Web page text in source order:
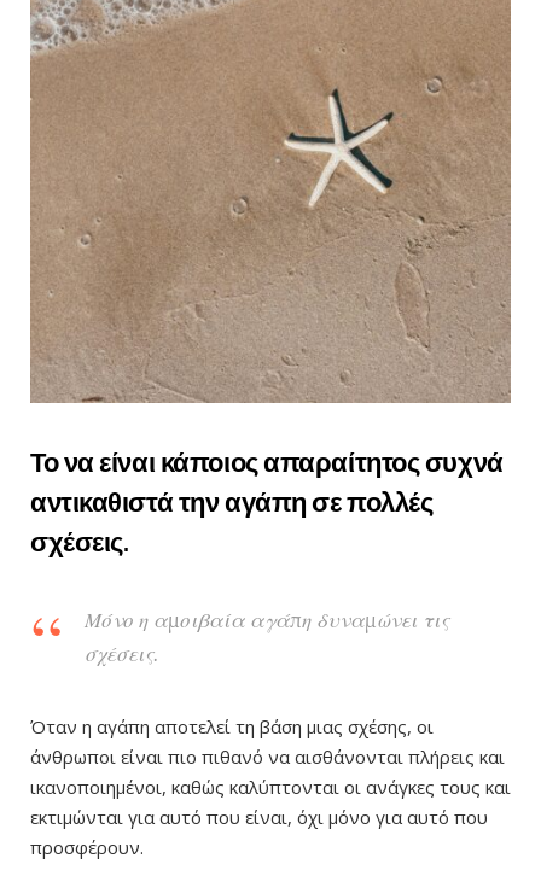
Το να είναι κάποιος απαραίτητος συχνά
αντικαθιστά την αγάπη σε πολλές
σχέσεις.
Μόνο η αμοιβαία αγάπη δυναμώνει τις
σχέσεις.
Όταν η αγάπη αποτελεί τη βάση μιας σχέσης, οι
άνθρωποι είναι πιο πιθανό να αισθάνονται πλήρεις και
ικανοποιημένοι, καθώς καλύπτονται οι ανάγκες τους και
εκτιμώνται για αυτό που είναι, όχι μόνο για αυτό που
προσφέρουν.